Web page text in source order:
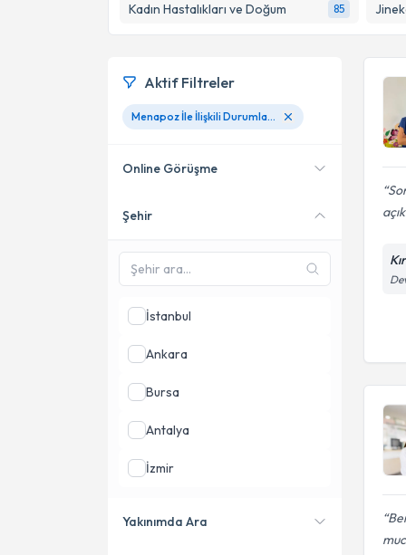
Kadın Hastalıkları ve Doğum
85
Aktif Filtreler
Menapoz İle İlişkili Durumların (Sıcak Basmaları, Çarpıntı, Sinirlilik; Kemik Erimesi Ve Vajinal Kuruluk) Tanı Ve Tedavisi
Online Görüşme
Online danışmanlık sunan
Şehir
İstanbul
Ankara
Bursa
Antalya
İzmir
Yakınımda Ara